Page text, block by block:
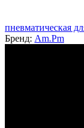
пневматическая
Бренд: Am.Pm